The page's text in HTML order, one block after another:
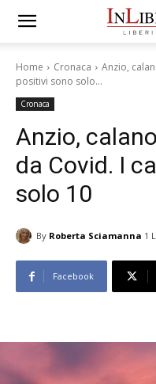
Home Cronaca
Anzio,
positivi sono solo...
Cronaca
Anzio,
da Covid. I
solo 10
By Roberta Sciamanna 1
Facebook